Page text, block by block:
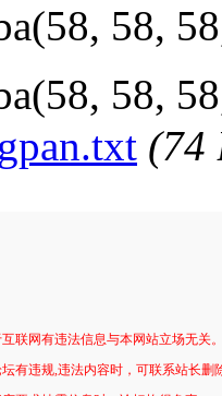
58,
58,
(74
联网有违法信息与本网站立场无关
有违规,违法内容时，可联系站长删